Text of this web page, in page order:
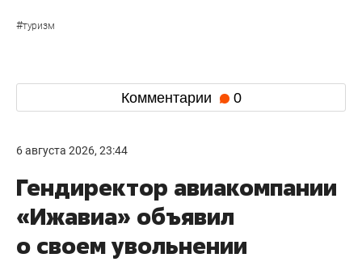
#туризм
Комментарии 0
6 августа 2026, 23:44
Гендиректор авиакомпании
«Ижавиа» объявил
о своем увольнении